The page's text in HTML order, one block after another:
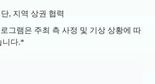
, 지역 상권 협력
그램은 주최 측 사정 및 기상 상황에 따
니다.*